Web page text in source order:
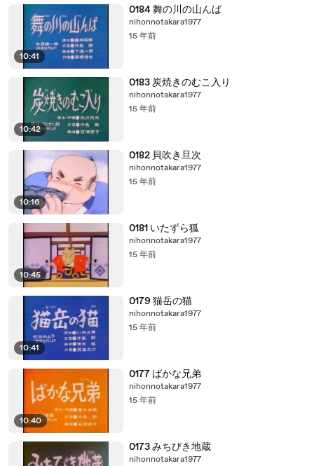
10:41
0184 舞の川の山んば
nihonnotakara1977
15 年前
10:42
0183 炭焼きのむこ入り
nihonnotakara1977
15 年前
10:16
0182 貝吹き旦次
nihonnotakara1977
15 年前
10:45
0181 いたずら狐
nihonnotakara1977
15 年前
10:41
0179 猫岳の猫
nihonnotakara1977
15 年前
10:40
0177 ばかな兄弟
nihonnotakara1977
15 年前
0173 みちびき地蔵
nihonnotakara1977